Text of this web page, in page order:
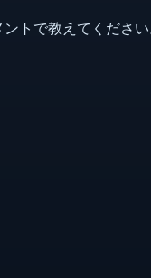
トで教えてください